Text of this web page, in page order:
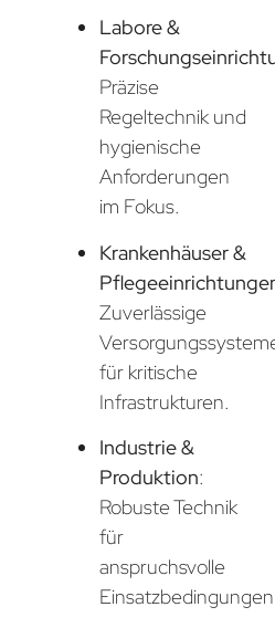
Labore &
Präzise
Regeltechnik und
hygienische
Anforderungen
im Fokus.
Krankenhäuser &
Zuverlässige
für kritische
Infrastrukturen.
Industrie &
Produktion:
Robuste Technik
für
anspruchsvolle